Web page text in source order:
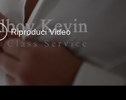
Riproduci Video